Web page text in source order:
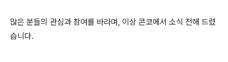
많은 분들의 관심과 참여를 바라며, 이상 콘코에서 소식 전해 드렸
습니다.